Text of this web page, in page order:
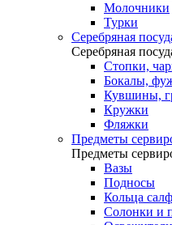
Молочники
Турки
Серебряная
Серебряная
Стопки,
Бокалы,
Кувшины,
Кружки
Фляжки
Предметы
Предметы
Вазы
Подносы
Кольца
Солонки и